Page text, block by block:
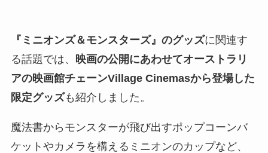
『ミニオンズ＆モンスターズ』のグッズに関連す
る話題では、 映画の公開にあわせてオーストラリ
アの映画館チェーンVillage Cinemasから登場した
限定グッズも紹介しました。
魔法書からモンスターが飛び出すポップコーンバ
ケットやカメラを構えるミニオンのカップなど、